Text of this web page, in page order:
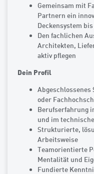
Gemeinsam mit
Partnern ein
Deckensystem
Den fachlichen
Architekten,
aktiv pflegen
Dein Profil
oder
Berufserfahrung
und im
Strukturierte,
Arbeitsweise
Teamorientierte
Mentalität und
Fundierte